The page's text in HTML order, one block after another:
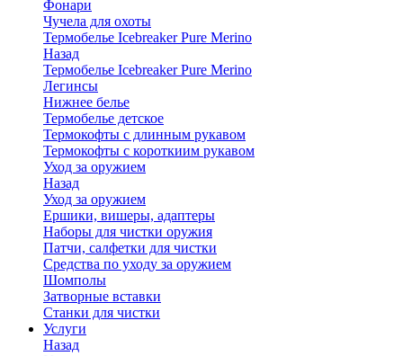
Фонари
Чучела для охоты
Термобелье Icebreaker Pure Merino
Назад
Термобелье Icebreaker Pure Merino
Легинсы
Нижнее белье
Термобелье детское
Термокофты с длинным рукавом
Термокофты с короткиим рукавом
Уход за оружием
Назад
Уход за оружием
Ершики, вишеры, адаптеры
Наборы для чистки оружия
Патчи, салфетки для чистки
Средства по уходу за оружием
Шомполы
Затворные вставки
Станки для чистки
Услуги
Назад